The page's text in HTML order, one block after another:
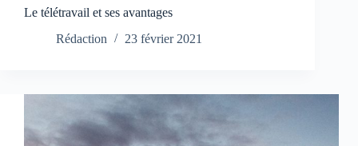
Le télétravail et ses avantages
Rédaction
23 février 2021